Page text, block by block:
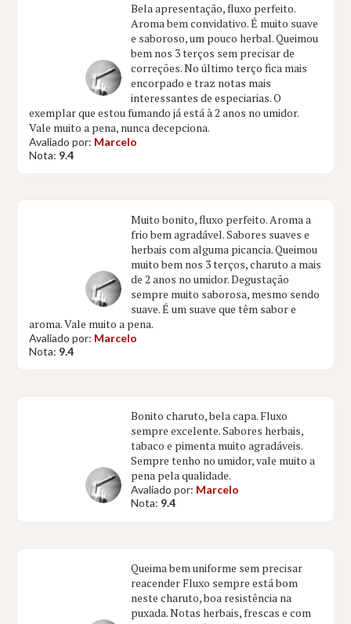
Bela apresentação, fluxo perfeito.
Aroma bem convidativo. É muito suave
e saboroso, um pouco herbal. Queimou
bem nos 3 terços sem precisar de
correções. No último terço fica mais
encorpado e traz notas mais
interessantes de especiarias. O
exemplar que estou fumando já está à 2 anos no umidor.
Vale muito a pena, nunca decepciona.
Avaliado por: Marcelo
Nota: 9.4
Muito bonito, fluxo perfeito. Aroma a
frio bem agradável. Sabores suaves e
herbais com alguma picancia. Queimou
muito bem nos 3 terços, charuto a mais
de 2 anos no umidor. Degustação
sempre muito saborosa, mesmo sendo
suave. É um suave que têm sabor e
aroma. Vale muito a pena.
Avaliado por: Marcelo
Nota: 9.4
Bonito charuto, bela capa. Fluxo
sempre excelente. Sabores herbais,
tabaco e pimenta muito agradáveis.
Sempre tenho no umidor, vale muito a
pena pela qualidade.
Avaliado por: Marcelo
Nota: 9.4
Queima bem uniforme sem precisar
reacender Fluxo sempre está bom
neste charuto, boa resistência na
puxada. Notas herbais, frescas e com